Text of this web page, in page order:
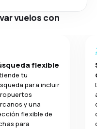
vuelos con
flexible
tu
para incluir
y una
flexible de
para